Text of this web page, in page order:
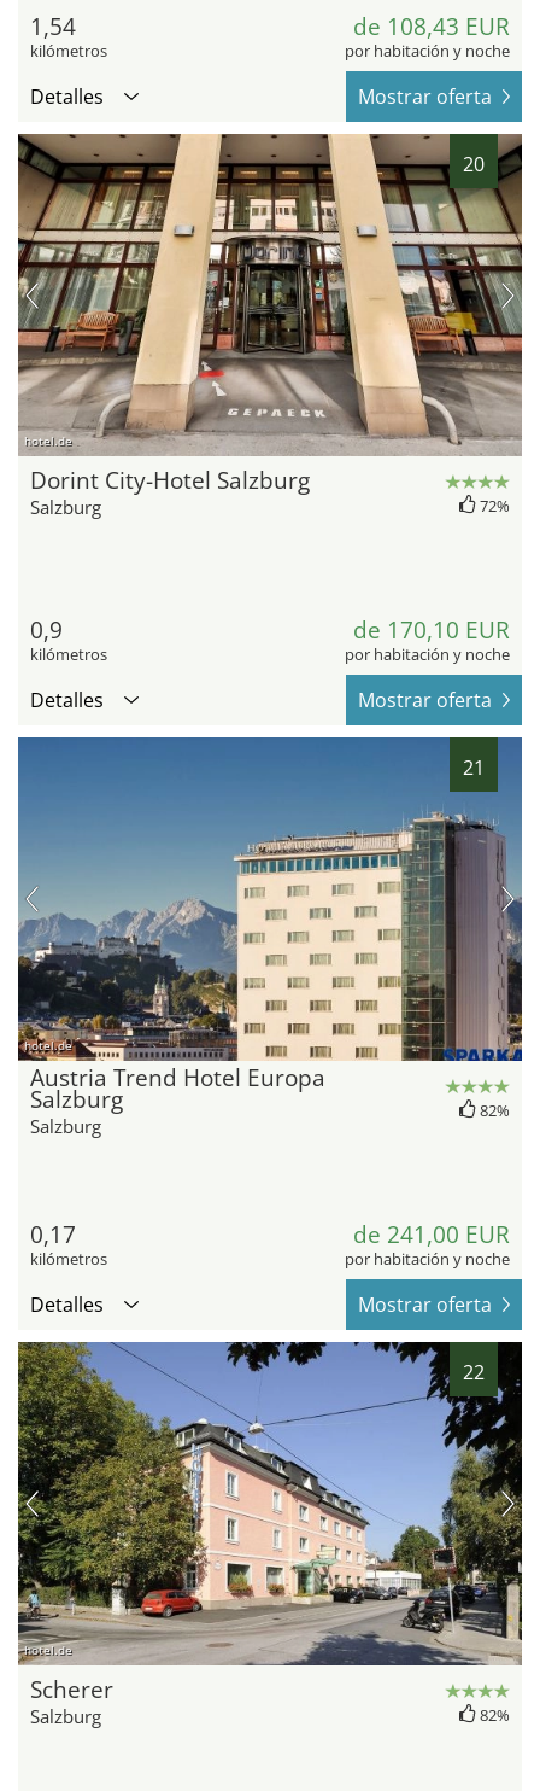
1,54
kilómetros
de 108,43 EUR
por habitación y noche
Detalles Mostrar oferta
20
hotel.de
Dorint City-Hotel Salzburg
Salzburg 72%
0,9
kilómetros
de 170,10 EUR
por habitación y noche
Detalles Mostrar oferta
21
hotel.de
Austria Trend Hotel Europa
Salzburg
Salzburg
82%
0,17
kilómetros
de 241,00 EUR
por habitación y noche
Detalles Mostrar oferta
22
hotel.de
Scherer
Salzburg 82%